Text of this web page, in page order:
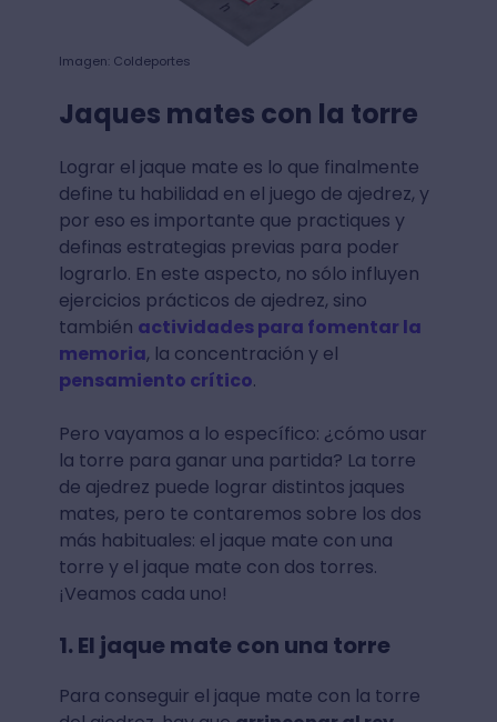
Imagen: Coldeportes
Jaques mates con la torre
Lograr el jaque mate es lo que finalmente
define tu habilidad en el juego de ajedrez, y
por eso es importante que practiques y
definas estrategias previas para poder
lograrlo. En este aspecto, no sólo influyen
ejercicios prácticos de ajedrez, sino
también actividades para fomentar la
memoria, la concentración y el
pensamiento crítico.
Pero vayamos a lo específico: ¿cómo usar
la torre para ganar una partida? La torre
de ajedrez puede lograr distintos jaques
mates, pero te contaremos sobre los dos
más habituales: el jaque mate con una
torre y el jaque mate con dos torres.
¡Veamos cada uno!
1. El jaque mate con una torre
Para conseguir el jaque mate con la torre